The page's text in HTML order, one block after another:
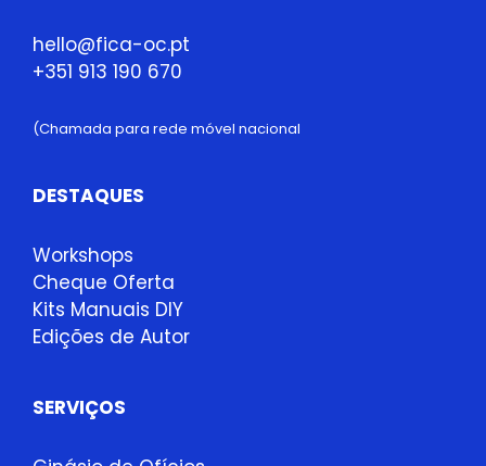
hello@fica-oc.pt
+351 913 190 670
(Chamada para rede móvel nacional
DESTAQUES
Workshops
Cheque Oferta
Kits Manuais DIY
Edições de Autor
SERVIÇOS